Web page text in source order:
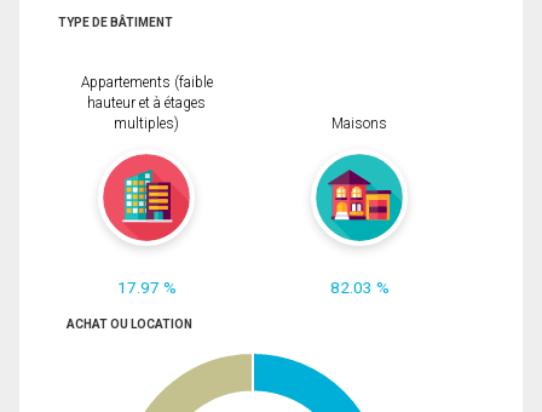
TYPE DE BÂTIMENT
Appartements (faible
hauteur et à étages
multiples)
17.97 %
Maisons
82.03 %
ACHAT OU LOCATION